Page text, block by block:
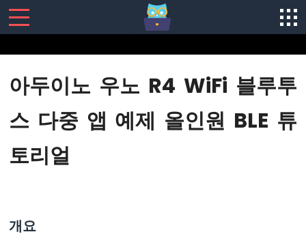
아
이
우
노
프
트
아두이노 우노 R4 WiFi 블루투
스 다중 앱 예제 올인원 BLE 튜
토리얼
개요